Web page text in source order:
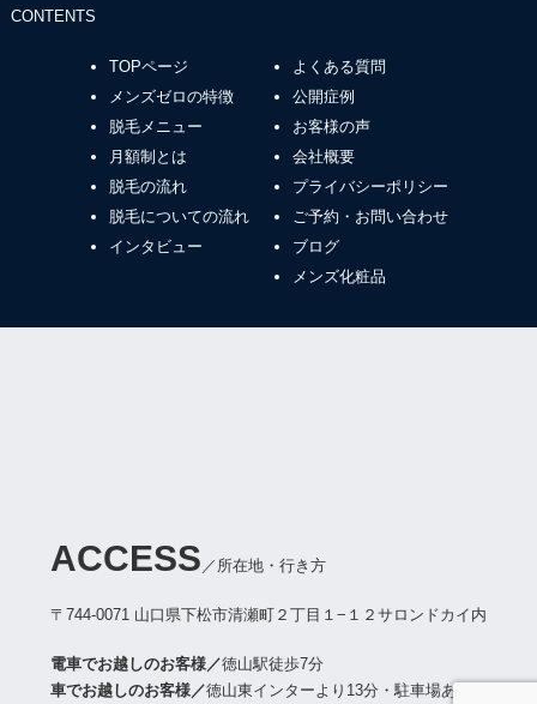
CONTENTS
TOPページ
メンズゼロの特徴
脱毛メニュー
月額制とは
脱毛の流れ
脱毛についての流れ
インタビュー
よくある質問
公開症例
お客様の声
会社概要
プライバシーポリシー
ご予約・お問い合わせ
ブログ
メンズ化粧品
ACCESS ／所在地・行き方
〒744-0071 山口県下松市清瀬町２丁目１−１２ サロンドカイ内
電車でお越しのお客様／徳山駅徒歩7分
車でお越しのお客様／徳山東インターより13分・駐車場あり